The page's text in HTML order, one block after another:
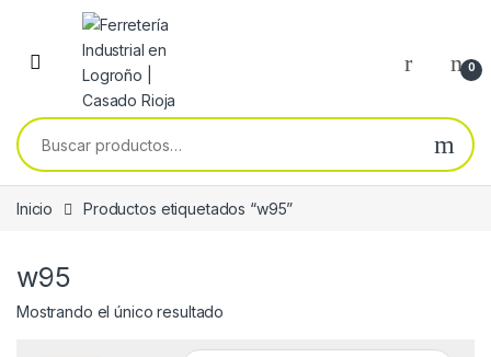
Skip to navigation
Skip to content
0
Buscar por:
Inicio Productos etiquetados “w95”
w95
Mostrando el único resultado